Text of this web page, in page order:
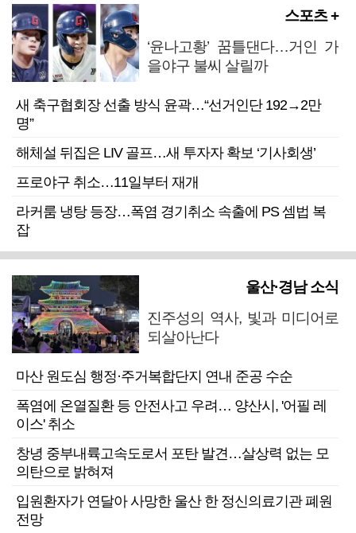
스포츠 +
‘윤나고황’ 꿈틀댄다…거인 가
을야구 불씨 살릴까
새 축구협회장 선출 방식 윤곽…“선거인단 192→2만
명”
해체설 뒤집은 LIV 골프…새 투자자 확보 ‘기사회생’
프로야구 취소…11일부터 재개
라커룸 냉탕 등장…폭염 경기취소 속출에 PS 셈법 복
잡
울산·경남 소식
진주성의 역사, 빛과 미디어로
되살아난다
마산 원도심 행정·주거복합단지 연내 준공 수순
폭염에 온열질환 등 안전사고 우려… 양산시, '어필 레
이스' 취소
창녕 중부내륙고속도로서 포탄 발견…살상력 없는 모
의탄으로 밝혀져
입원환자가 연달아 사망한 울산 한 정신의료기관 폐원
전망